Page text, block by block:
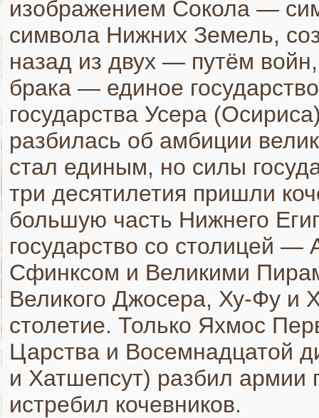
изображением Сокола —
символа Нижних Земель,
назад из двух — путём
брака — единое
государства Усера
разбилась об амбиции
стал единым, но силы
три десятилетия пришли
большую часть Нижнего
государство со столицей
Сфинксом и Великими
Великого Джосера, Ху-Фу и
столетие. Только Яхмос
Царства и Восемнадцатой
и Хатшепсут) разбил армии
истребил кочевников.